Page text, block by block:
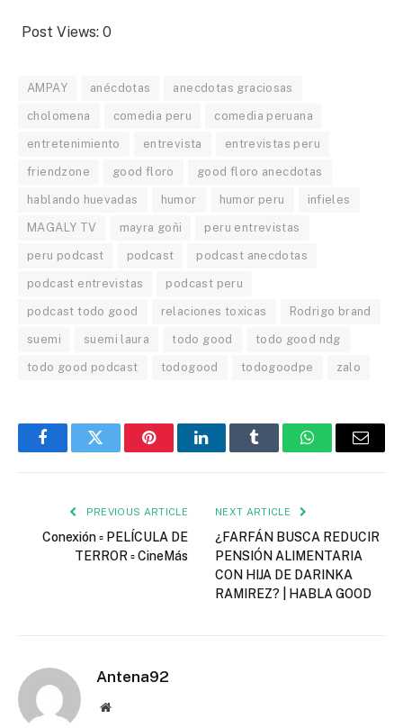
Post Views: 0
AMPAY anécdotas anecdotas graciosas
cholomena comedia peru comedia peruana
entretenimiento entrevista entrevistas peru
friendzone good floro good floro anecdotas
hablando huevadas humor humor peru infieles
MAGALY TV mayra goñi peru entrevistas
peru podcast podcast podcast anecdotas
podcast entrevistas podcast peru
podcast todo good relaciones toxicas Rodrigo brand
suemi suemi laura todo good todo good ndg
todo good podcast todogood todogoodpe zalo
FacebookTwitter PinterestLinkedInTumblr WhatsAppEmail
PREVIOUS ARTICLE
Conexión ▫️ PELÍCULA DE
TERROR ▫️ CineMás
NEXT ARTICLE
¿FARFÁN BUSCA REDUCIR
PENSIÓN ALIMENTARIA
CON HIJA DE DARINKA
RAMIREZ? | HABLA GOOD
Antena92
Website